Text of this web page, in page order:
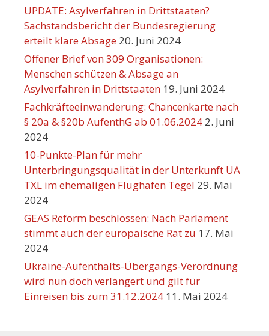
UPDATE: Asylverfahren in Drittstaaten?
Sachstandsbericht der Bundesregierung
erteilt klare Absage 20. Juni 2024
Offener Brief von 309 Organisationen:
Menschen schützen & Absage an
Asylverfahren in Drittstaaten 19. Juni 2024
Fachkräfteeinwanderung: Chancenkarte nach
§ 20a & §20b AufenthG ab 01.06.2024 2. Juni
2024
10-Punkte-Plan für mehr
Unterbringungsqualität in der Unterkunft UA
TXL im ehemaligen Flughafen Tegel 29. Mai
2024
GEAS Reform beschlossen: Nach Parlament
stimmt auch der europäische Rat zu 17. Mai
2024
Ukraine-Aufenthalts-Übergangs-Verordnung
wird nun doch verlängert und gilt für
Einreisen bis zum 31.12.2024 11. Mai 2024